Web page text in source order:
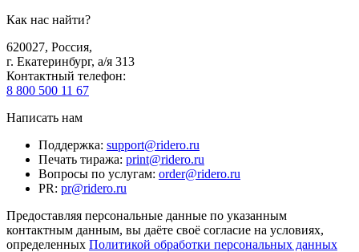
Как нас найти?
620027, Россия,
г. Екатеринбург, а/я 313
Контактный телефон:
8 800 500 11 67
Написать нам
Поддержка: support@ridero.ru
Печать тиража: print@ridero.ru
Вопросы по услугам: order@ridero.ru
PR: pr@ridero.ru
Предоставляя персональные данные по указанным
контактным данным, вы даёте своё согласие на условиях,
определенных Политикой обработки персональных данных